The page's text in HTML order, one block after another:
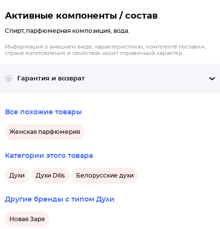
остается солоноватость от морской воды и песка.
Активные компоненты / состав
Спирт, парфюмерная композиция, вода.
Информация о внешнем виде, характеристиках, комплекте поставки,
стране изготовления и свойствах носит справочный характер.
Гарантия и возврат
Все похожие товары
Женская парфюмерия
Категории этого товара
Духи Духи Dilis Белорусские духи
Другие бренды с типом Духи
Новая Заря